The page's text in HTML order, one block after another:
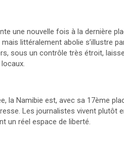
une nouvelle fois à la dernière
littéralement abolie s’illustre
sous un contrôle très étroit,
la Namibie est, avec sa 17ème
Les journalistes vivent plutôt
un réel espace de liberté.